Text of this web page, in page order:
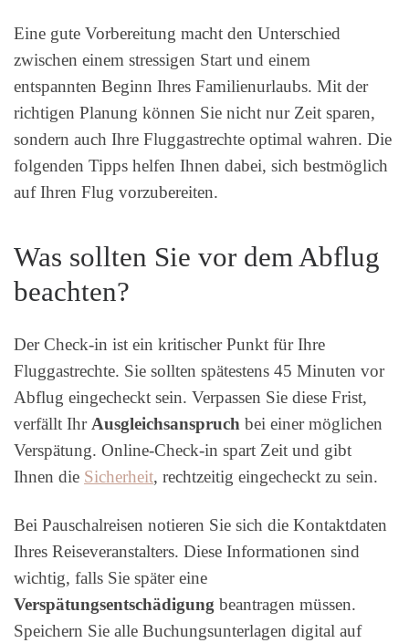
Eine gute Vorbereitung macht den Unterschied
zwischen einem stressigen Start und einem
entspannten Beginn Ihres Familienurlaubs. Mit der
richtigen Planung können Sie nicht nur Zeit sparen,
sondern auch Ihre Fluggastrechte optimal wahren. Die
folgenden Tipps helfen Ihnen dabei, sich bestmöglich
auf Ihren Flug vorzubereiten.
Was sollten Sie vor dem Abflug
beachten?
Der Check-in ist ein kritischer Punkt für Ihre
Fluggastrechte. Sie sollten spätestens 45 Minuten vor
Abflug eingecheckt sein. Verpassen Sie diese Frist,
verfällt Ihr Ausgleichsanspruch bei einer möglichen
Verspätung. Online-Check-in spart Zeit und gibt
Ihnen die Sicherheit, rechtzeitig eingecheckt zu sein.
Bei Pauschalreisen notieren Sie sich die Kontaktdaten
Ihres Reiseveranstalters. Diese Informationen sind
wichtig, falls Sie später eine
Verspätungsentschädigung beantragen müssen.
Speichern Sie alle Buchungsunterlagen digital auf